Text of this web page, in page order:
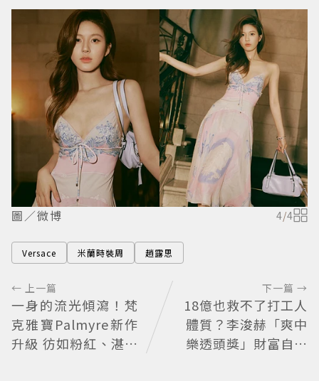
圖／微博 4/4
Versace 米蘭時裝周 趙露思
← 上一篇
一身的流光傾瀉！梵
克雅寶Palmyre新作
升級 彷如粉紅、湛藍
下一篇 →
18億也救不了打工人
體質？李浚赫「爽中
樂透頭獎」財富自由